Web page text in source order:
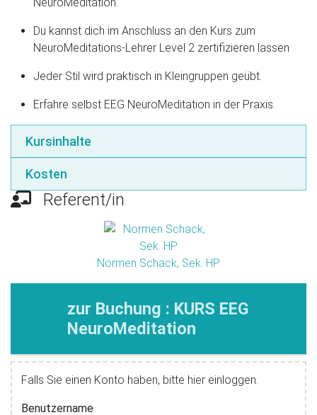
Du kannst dich im Anschluss an den Kurs zum
NeuroMeditations-Lehrer Level 2 zertifizieren lassen
Jeder Stil wird praktisch in Kleingruppen geübt.
Erfahre selbst EEG NeuroMeditation in der Praxis.
Kursinhalte
Kosten
Referent/in
Normen Schack, Sek. HP
zur Buchung : KURS EEG
NeuroMeditation
Falls Sie einen Konto haben, bitte hier einloggen.
Benutzername